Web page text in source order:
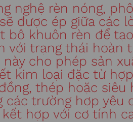
nghệ rèn nóng,
được ép giữa các
bộ khuôn rèn để
với trạng thái hoàn
này cho phép sản
kim loại đặc từ
thép hoặc siêu
các trường hợp yêu
hợp với cơ tính